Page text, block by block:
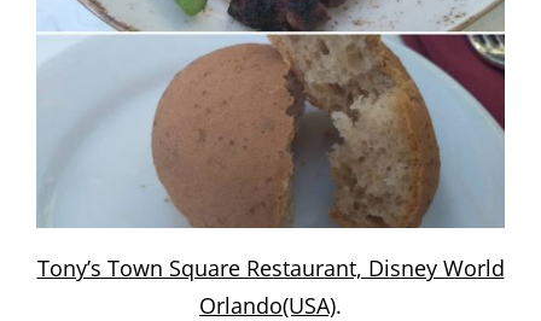
Tony’s Town Square Restaurant, Disney World
Orlando(USA).